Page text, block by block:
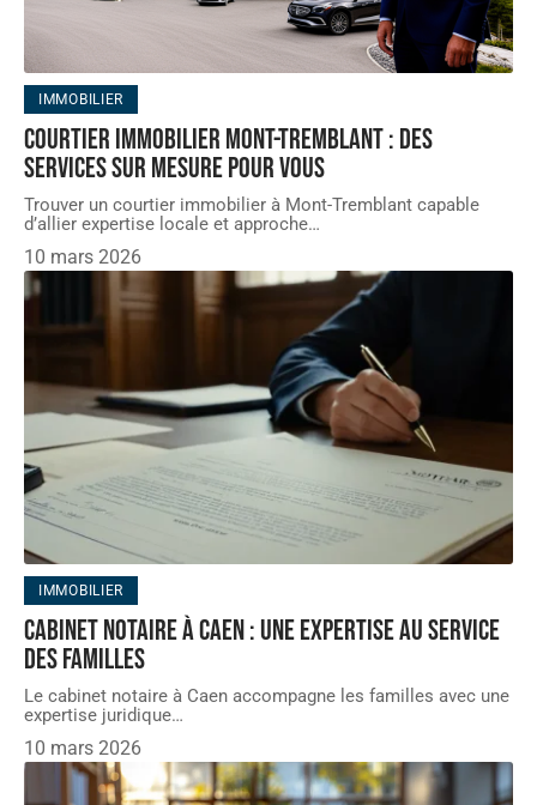
IMMOBILIER
Courtier immobilier mont-tremblant : des
services sur mesure pour vous
Trouver un courtier immobilier à Mont-Tremblant capable
d’allier expertise locale et approche…
10 mars 2026
IMMOBILIER
Cabinet notaire à caen : une expertise au service
des familles
Le cabinet notaire à Caen accompagne les familles avec une
expertise juridique…
10 mars 2026